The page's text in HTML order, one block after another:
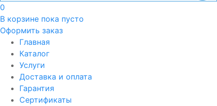
0
В корзине пока пусто
Оформить заказ
Главная
Каталог
Услуги
Доставка и оплата
Гарантия
Сертификаты